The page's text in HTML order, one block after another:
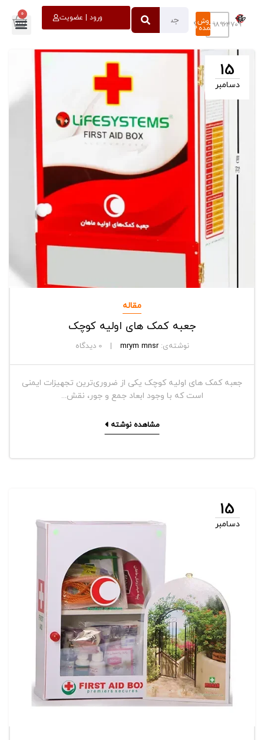
۰۹۳۹۸۹۶۴۷۰۹
فروش
عمده
ورود | عضویت 0
15
دسامبر
مقاله
جعبه کمک های اولیه کوچک
نوشته‌ی: mrym mnsr دیدگاه
جعبه کمک های اولیه کوچک یکی از ضروری‌ترین تجهیزات ایمنی
است که با وجود ابعاد جمع و جور، نقش...
مشاهده نوشته
15
دسامبر